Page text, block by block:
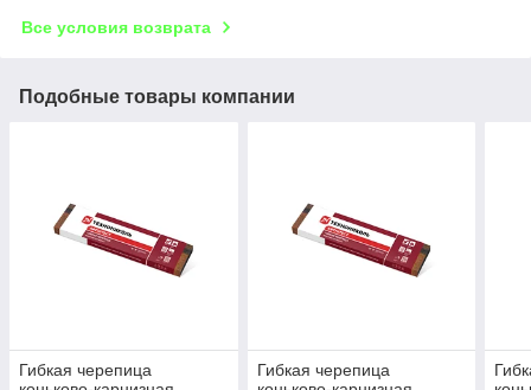
Все условия возврата
Подобные товары компании
Гибкая черепица
Гибкая черепица